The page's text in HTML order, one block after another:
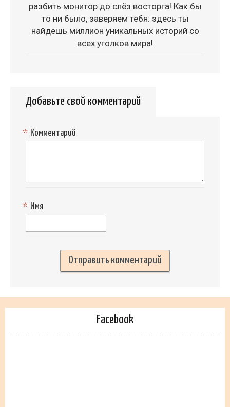
разбить монитор до слёз восторга! Как бы
то ни было, заверяем тебя: здесь ты
найдешь миллион уникальных историй со
всех уголков мира!
Добавьте свой комментарий
Комментарий
*
Имя
*
Facebook